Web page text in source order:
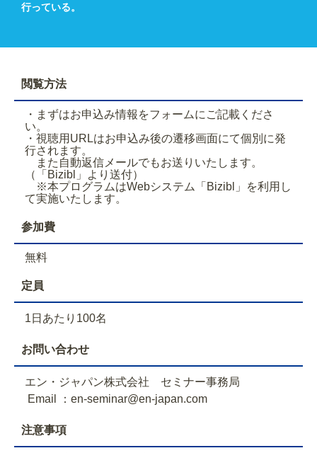
行っている。
閲覧方法
・まずはお申込み情報をフォームにご記載くださ
い。
・視聴用URLはお申込み後の遷移画面にて個別に発
行されます。
また自動返信メールでもお送りいたします。
（「Bizibl」より送付）
※本プログラムはWebシステム「Bizibl」を利用し
て実施いたします。
参加費
無料
定員
1日あたり100名
お問い合わせ
エン・ジャパン株式会社 セミナー事務局
Email ：en-seminar@en-japan.com
注意事項